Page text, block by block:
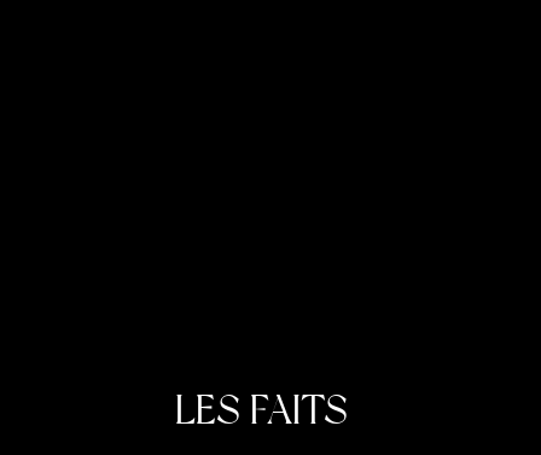
LES FAITS